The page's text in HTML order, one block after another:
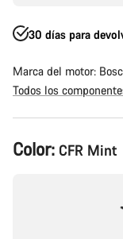
30 días para
Marca del motor:
Todos los
Configuración
del
Color: CFR Mint